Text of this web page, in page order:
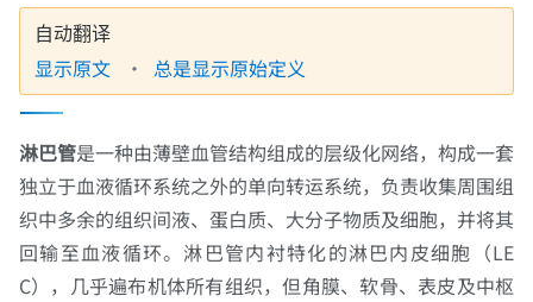
自动翻译
显示原文 总是显示原始定义
淋巴管是一种由薄壁血管结构组成的层级化网络，构成一套
独立于血液循环系统之外的单向转运系统，负责收集周围组
织中多余的组织间液、蛋白质、大分子物质及细胞，并将其
回输至血液循环。淋巴管内衬特化的淋巴内皮细胞（LE
C），几乎遍布机体所有组织，但角膜、软骨、表皮及中枢